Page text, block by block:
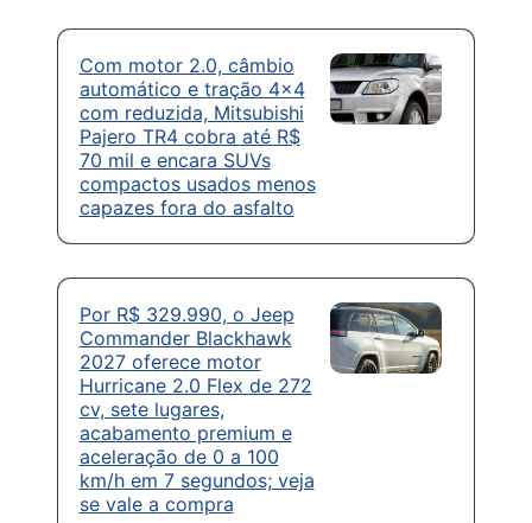
Com motor 2.0, câmbio
automático e tração 4×4
com reduzida, Mitsubishi
Pajero TR4 cobra até R$
70 mil e encara SUVs
compactos usados menos
capazes fora do asfalto
Por R$ 329.990, o Jeep
Commander Blackhawk
2027 oferece motor
Hurricane 2.0 Flex de 272
cv, sete lugares,
acabamento premium e
aceleração de 0 a 100
km/h em 7 segundos; veja
se vale a compra